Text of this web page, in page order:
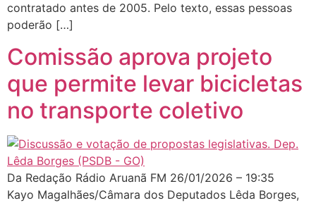
contratado antes de 2005. Pelo texto, essas pessoas
poderão […]
Comissão aprova projeto
que permite levar bicicletas
no transporte coletivo
Da Redação Rádio Aruanã FM 26/01/2026 – 19:35
Kayo Magalhães/Câmara dos Deputados Lêda Borges,